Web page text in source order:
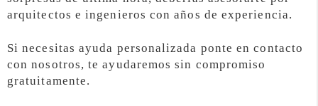
arquitectos e ingenieros con años de experiencia.
Si necesitas ayuda personalizada ponte en contacto
con nosotros, te ayudaremos sin compromiso
gratuitamente.